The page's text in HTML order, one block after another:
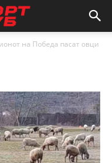
на Победа пасат овци